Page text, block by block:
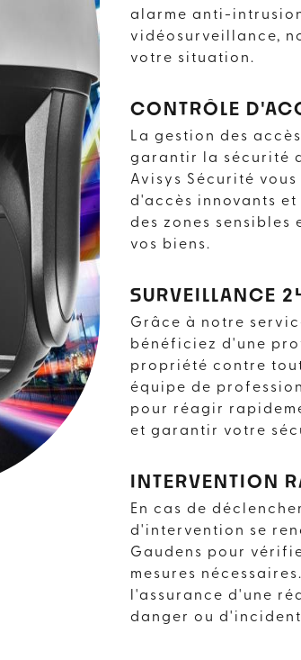
SÉCURITE
alarme anti-
vidéosurveillance,
votre situation.
CONTRÔLE
La gestion des
garantir la sécurité
Avisys Sécurité
d'accès innovants
des zones
vos biens.
SURVEILLANCE
Grâce à notre
bénéficiez d'une
propriété contre
équipe de
pour réagir
et garantir votre
INTERVENTION
En cas de
d'intervention se
Gaudens pour
mesures
l'assurance d'une
danger ou